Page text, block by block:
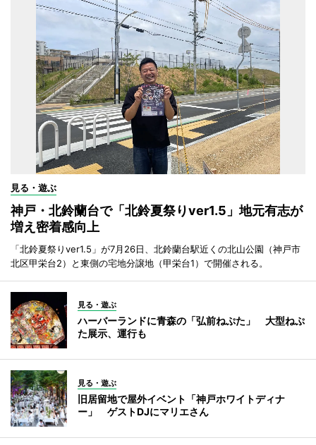
見る・遊ぶ
神戸・北鈴蘭台で「北鈴夏祭りver1.5」地元有志が
増え密着感向上
「北鈴夏祭りver1.5」が7月26日、北鈴蘭台駅近くの北山公園（神戸市
北区甲栄台2）と東側の宅地分譲地（甲栄台1）で開催される。
見る・遊ぶ
ハーバーランドに青森の「弘前ねぷた」 大型ねぷ
た展示、運行も
見る・遊ぶ
旧居留地で屋外イベント「神戸ホワイトディナ
ー」 ゲストDJにマリエさん